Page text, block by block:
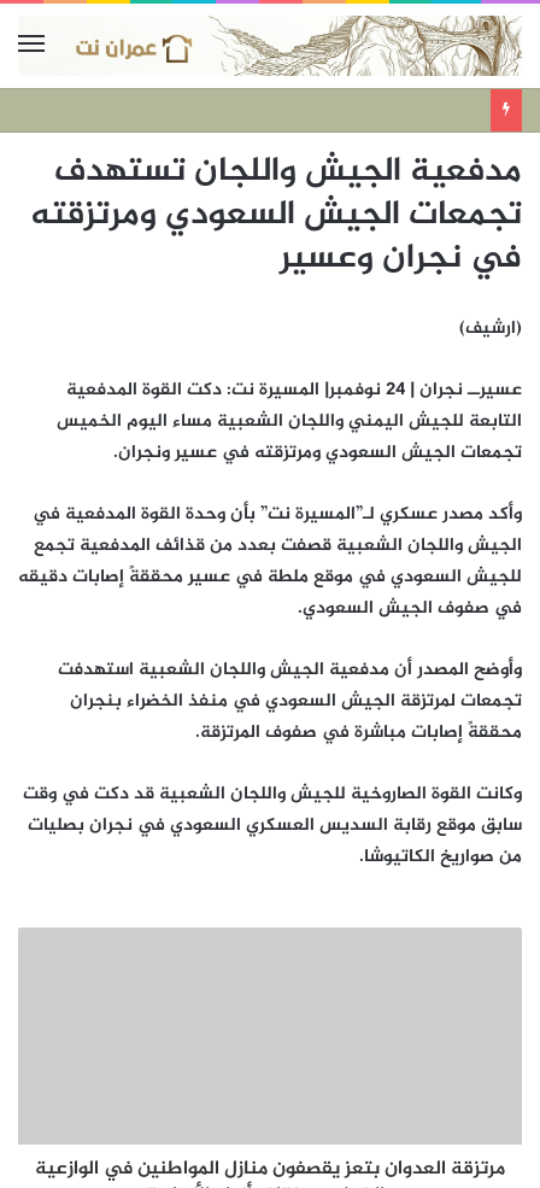
مدفعية الجيش واللجان تستهدف
تجمعات الجيش السعودي ومرتزقته
في نجران وعسير
(ارشيف)
عسيرــ نجران | 24 نوفمبر| المسيرة نت: دكت القوة المدفعية
التابعة للجيش اليمني واللجان الشعبية مساء اليوم الخميس
تجمعات الجيش السعودي ومرتزقته في عسير ونجران.
وأكد مصدر عسكري لـ”المسيرة نت” بأن وحدة القوة المدفعية في
الجيش واللجان الشعبية قصفت بعدد من قذائف المدفعية تجمع
للجيش السعودي في موقع ملطة في عسير محققةً إصابات دقيقه
في صفوف الجيش السعودي.
وأوضح المصدر أن مدفعية الجيش واللجان الشعبية استهدفت
تجمعات لمرتزقة الجيش السعودي في منفذ الخضراء بنجران
محققةً إصابات مباشرة في صفوف المرتزقة.
وكانت القوة الصاروخية للجيش واللجان الشعبية قد دكت في وقت
سابق موقع رقابة السديس العسكري السعودي في نجران بصليات
من صواريخ الكاتيوشا.
مرتزقة العدوان بتعز يقصفون منازل المواطنين في الوازعية